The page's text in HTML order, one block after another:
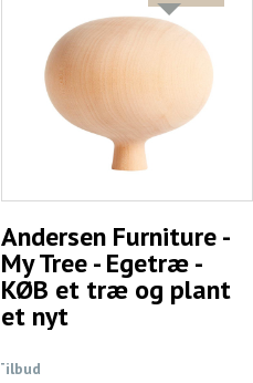
Andersen Furniture -
My Tree - Egetræ -
KØB et træ og plant
et nyt
Tilbud